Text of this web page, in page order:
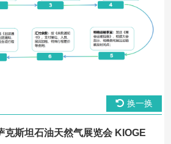
换一换
克斯坦石油天然气展览会 KIOGE